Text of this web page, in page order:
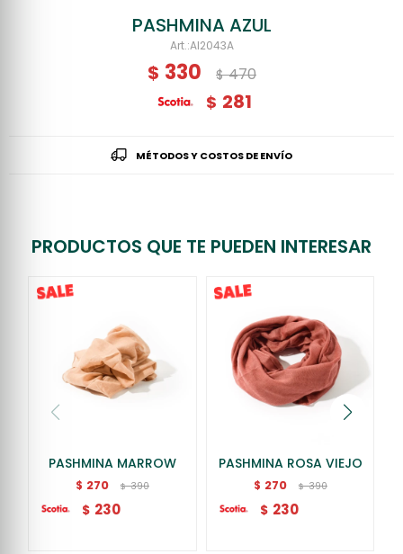
PASHMINA AZUL
AI2043A
$ 330 $ 470
$ 281
MÉTODOS Y COSTOS DE ENVÍO
PRODUCTOS QUE TE PUEDEN INTERESAR
PASHMINA MARROW
$ 270 $ 390
$ 230
PASHMINA ROSA VIEJO
$ 270 $ 390
$ 230